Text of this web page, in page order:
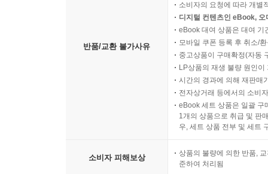
반품/교환 불가사유
소비자의 요청에 따라 개별
디지털 컨텐츠인 eBook,
eBook 대여 상품은 대여 기
모바일 쿠폰 등록 후 취소/
중고상품이 구매확정(자동
LP상품의 재생 불량 원인
시간의 경과에 의해 재판매
전자상거래 등에서의 소비
eBook 세트 상품은 일괄 구
1개의 상품으로 취급 및 판
우, 세트 상품 전부 및 세트
소비자 피해보상
상품의 불량에 의한 반품,
준하여 처리됨